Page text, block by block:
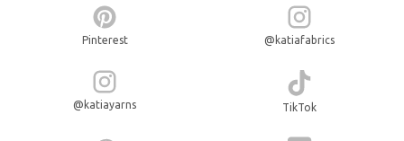
Pinterest @katiafabrics
@katiayarns TikTok